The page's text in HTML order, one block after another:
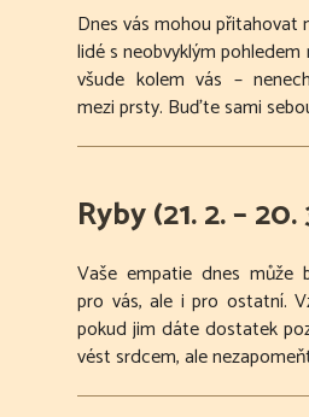
Dnes vás mohou přitahovat
lidé s neobvyklým
všude kolem vás –
mezi prsty. Buďte sami
Ryby (21. 2. – 20.
Vaše empatie dnes může
pro vás, ale i pro ostatní.
pokud jim dáte dostatek
vést srdcem, ale